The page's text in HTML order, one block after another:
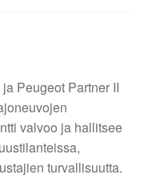
Peugeot Partner II
valvoo ja hallitsee
turvallisuutta.